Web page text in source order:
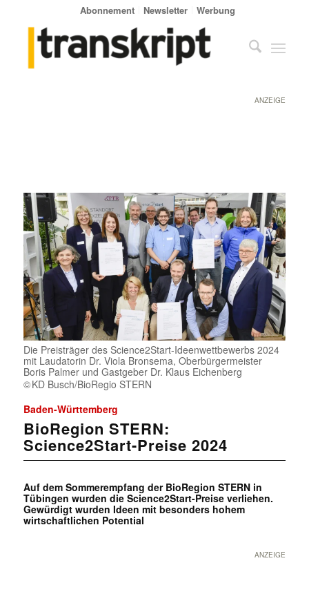
Abonnement Newsletter Werbung
ANZEIGE
Die Preisträger des Science2Start-Ideenwettbewerbs 2024
mit Laudatorin Dr. Viola Bronsema, Oberbürgermeister
Boris Palmer und Gastgeber Dr. Klaus Eichenberg
KD Busch/BioRegio STERN
Baden-Württemberg
BioRegion STERN:
Science2Start-Preise 2024
Auf dem Sommerempfang der BioRegion STERN in
Tübingen wurden die Science2Start-Preise verliehen.
Gewürdigt wurden Ideen mit besonders hohem
wirtschaftlichen Potential
ANZEIGE